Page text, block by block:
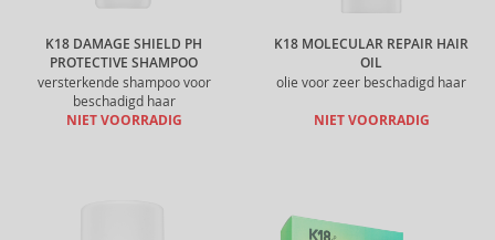
K18 DAMAGE SHIELD PH
PROTECTIVE SHAMPOO
versterkende shampoo voor
beschadigd haar
NIET VOORRADIG
K18 MOLECULAR REPAIR HAIR
OIL
olie voor zeer beschadigd haar
NIET VOORRADIG